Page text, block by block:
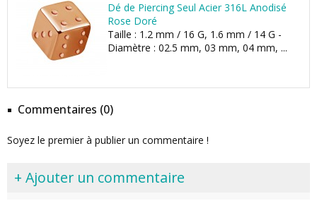
Dé de Piercing Seul Acier 316L Anodisé
Rose Doré
Taille : 1.2 mm / 16 G, 1.6 mm / 14 G -
Diamètre : 02.5 mm, 03 mm, 04 mm, ...
Commentaires (0)
Soyez le premier à publier un commentaire !
+ Ajouter un commentaire